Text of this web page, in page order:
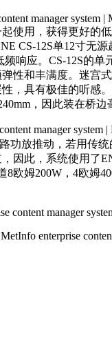
使用，获得更好的
CS-12S单12寸无
频响应。CS-12S的单
性和丰满度。迷宫
，具有极佳的听感
，因此装在桥边
功放推动，若用传
因此，系统使用了
8欧姆200W，4欧姆